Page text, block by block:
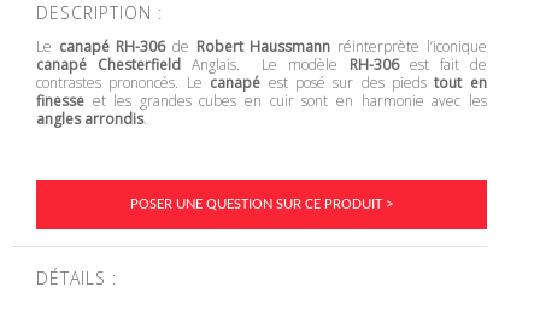
DESCRIPTION :
Le canapé RH-306de Robert Haussmann réinterprète l’iconique
canapé Chesterfield Anglais. Le modèle RH-306est fait de
contrastes prononcés. Le canapé est posé sur des piedstout en
finesse et les grandes cubes en cuir sont en harmonie avec les
angles arrondis.
POSER UNE QUESTION SUR CE PRODUIT >
DÉTAILS :